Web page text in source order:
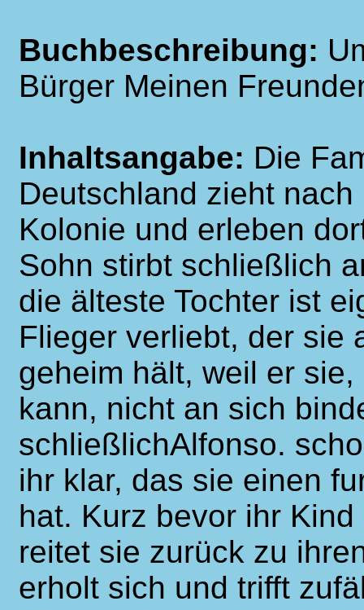
Buchbeschreibung:
Bürger Meinen
Inhaltsangabe: Die
Deutschland zieht
Kolonie und erleben
Sohn stirbt schließlich
die älteste Tochter ist
Flieger verliebt, der sie
geheim hält, weil er
kann, nicht an sich
schließlichAlfonso.
ihr klar, das sie einen
hat. Kurz bevor ihr
reitet sie zurück zu
erholt sich und trifft